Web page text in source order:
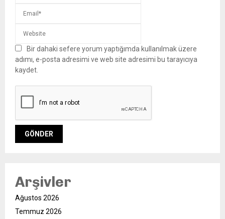
Bir dahaki sefere yorum yaptığımda kullanılmak üzere
adımı, e-posta adresimi ve web site adresimi bu tarayıcıya
kaydet.
Arşivler
Ağustos 2026
Temmuz 2026